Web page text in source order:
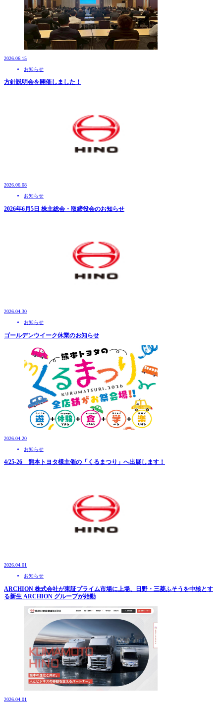
2026.06.15
お知らせ
方針説明会を開催しました！
2026.06.08
お知らせ
2026年6月5日 株主総会・取締役会のお知らせ
2026.04.30
お知らせ
ゴールデンウイーク休業のお知らせ
2026.04.20
お知らせ
4/25-26 熊本トヨタ様主催の「くるまつり」へ出展します！
2026.04.01
お知らせ
ARCHION 株式会社が東証プライム市場に上場、日野・三菱ふそうを中核とす
る新生 ARCHION グループが始動
2026.04.01